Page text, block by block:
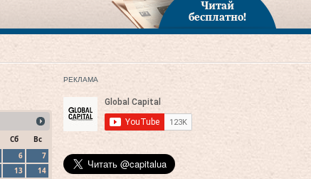
Читай
бесплатно!
Сб
Вс
6
7
13
14
РЕКЛАМА